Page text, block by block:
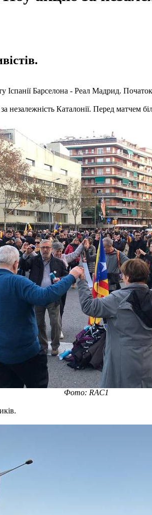
Іспанії Барселона - Реал Мадрид.
Каталонії. Перед матчем
Фото: RAC1